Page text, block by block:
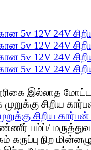
5v 12V 24V
5v 12V 24V
5v 12V 24V
5v 12V 24V
சிறிய
பம்ப்/
கருப்பு நிற